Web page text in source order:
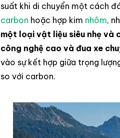
suất khi di chuyển một cách
carbon hoặc hợp kim nhôm,
một loại vật liệu siêu nhẹ và
công nghệ cao và đua xe
vào sự kết hợp giữa trọng
so với carbon.